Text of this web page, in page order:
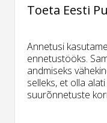
Toeta Eesti
Annetusi
ennetustööks.
andmiseks
selleks, et olla
suurõnnetuste